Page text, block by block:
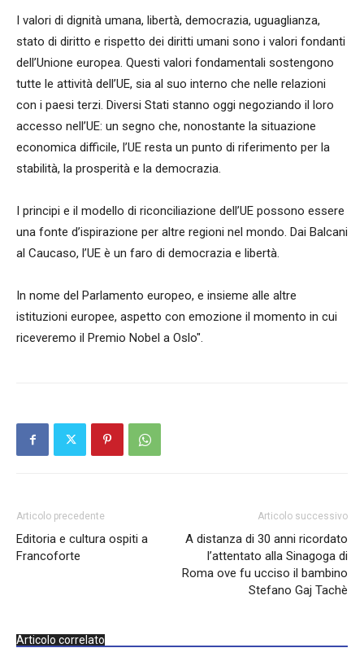
I valori di dignità umana, libertà, democrazia, uguaglianza,
stato di diritto e rispetto dei diritti umani sono i valori fondanti
dell’Unione europea. Questi valori fondamentali sostengono
tutte le attività dell’UE, sia al suo interno che nelle relazioni
con i paesi terzi. Diversi Stati stanno oggi negoziando il loro
accesso nell’UE: un segno che, nonostante la situazione
economica difficile, l’UE resta un punto di riferimento per la
stabilità, la prosperità e la democrazia.
I principi e il modello di riconciliazione dell’UE possono essere
una fonte d’ispirazione per altre regioni nel mondo. Dai Balcani
al Caucaso, l’UE è un faro di democrazia e libertà.
In nome del Parlamento europeo, e insieme alle altre
istituzioni europee, aspetto con emozione il momento in cui
riceveremo il Premio Nobel a Oslo".
Articolo precedente
Editoria e cultura ospiti a
Francoforte
Articolo successivo
A distanza di 30 anni ricordato
l’attentato alla Sinagoga di
Roma ove fu ucciso il bambino
Stefano Gaj Tachè
Articolo correlato